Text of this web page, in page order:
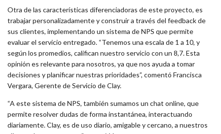
Otra de las características diferenciadoras de este proyecto, es
trabajar personalizadamente y construir a través del feedback de
sus clientes, implementando un sistema de NPS que permite
evaluar el servicio entregado. “Tenemos una escala de 1 a 10, y
según los promedios, califican nuestro servicio con un 8,7. Esta
opinión es relevante para nosotros, ya que nos ayuda a tomar
decisiones y planificar nuestras prioridades”, comentó Francisca
Vergara, Gerente de Servicio de Clay.
“A este sistema de NPS, también sumamos un chat online, que
permite resolver dudas de forma instantánea, interactuando
diariamente. Clay, es de uso diario, amigable y cercano, a nuestros